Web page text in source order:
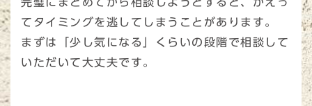
てタイミングを逃してしまうことがあります。
まずは「少し気になる」くらいの段階で相談して
いただいて大丈夫です。